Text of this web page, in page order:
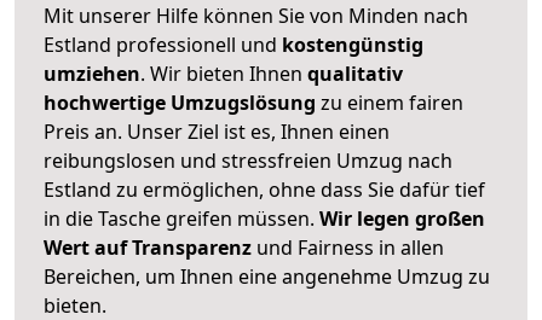
Mit unserer Hilfe können Sie von Minden nach
Estland professionell und kostengünstig
umziehen. Wir bieten Ihnen qualitativ
hochwertige Umzugslösung zu einem fairen
Preis an. Unser Ziel ist es, Ihnen einen
reibungslosen und stressfreien Umzug nach
Estland zu ermöglichen, ohne dass Sie dafür tief
in die Tasche greifen müssen. Wir legen großen
Wert auf Transparenz und Fairness in allen
Bereichen, um Ihnen eine angenehme Umzug zu
bieten.